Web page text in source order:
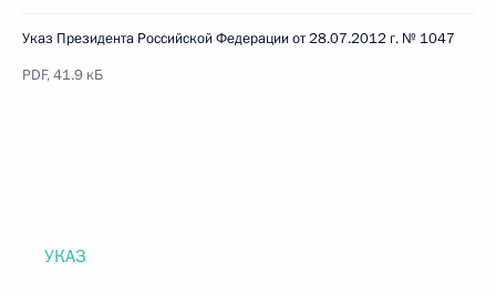
Указ Президента Российской Федерации от 28.07.2012 г. № 1047
PDF, 41.9 кБ
УКАЗ